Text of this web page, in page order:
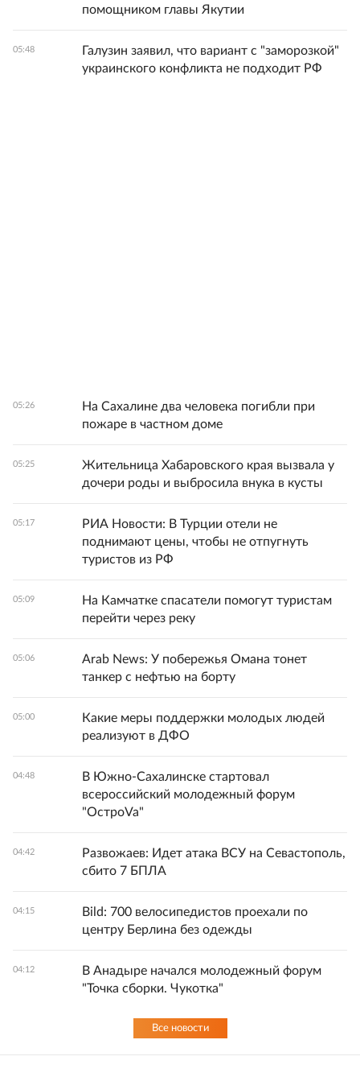
помощником главы Якутии
05:48
Галузин заявил, что вариант с "заморозкой"
украинского конфликта не подходит РФ
05:26
На Сахалине два человека погибли при
пожаре в частном доме
05:25
Жительница Хабаровского края вызвала у
дочери роды и выбросила внука в кусты
05:17
РИА Новости: В Турции отели не
поднимают цены, чтобы не отпугнуть
туристов из РФ
05:09
На Камчатке спасатели помогут туристам
перейти через реку
05:06
Arab News: У побережья Омана тонет
танкер с нефтью на борту
05:00
Какие меры поддержки молодых людей
реализуют в ДФО
04:48
В Южно-Сахалинске стартовал
всероссийский молодежный форум
"ОстроVa"
04:42
Развожаев: Идет атака ВСУ на Севастополь,
сбито 7 БПЛА
04:15
Bild: 700 велосипедистов проехали по
центру Берлина без одежды
04:12
В Анадыре начался молодежный форум
"Точка сборки. Чукотка"
Все новости